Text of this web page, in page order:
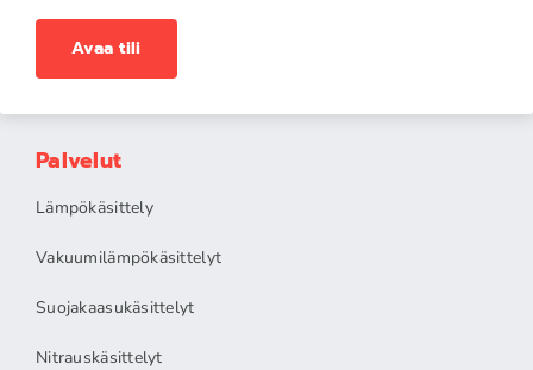
Avaa tili
Palvelut
Lämpökäsittely
Vakuumilämpökäsittelyt
Suojakaasukäsittelyt
Nitrauskäsittelyt